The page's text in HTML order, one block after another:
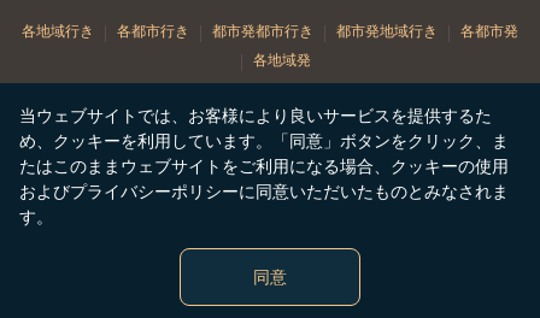
当ウェブサイトでは、お客様により良いサービスを提供するた
め、クッキーを利用しています。「同意」ボタンをクリック、ま
たはこのままウェブサイトをご利用になる場合、クッキーの使用
およびプライバシーポリシーに同意いただいたものとみなされま
す。
同意
各地域行き | 各都市行き | 都市発都市行き | 都市発地域行き | 各都市発
| 各地域発